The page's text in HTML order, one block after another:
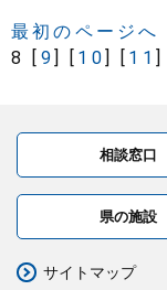
最初のページへ
8
[ 9] [ 10] [ 11 ]
相談窓口
県の施設
サイトマップ